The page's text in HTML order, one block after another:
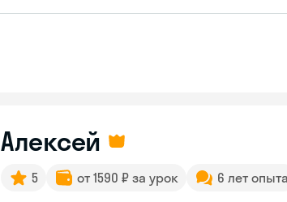
Алексей
5 от 1590 ₽ за урок 6 лет опыта